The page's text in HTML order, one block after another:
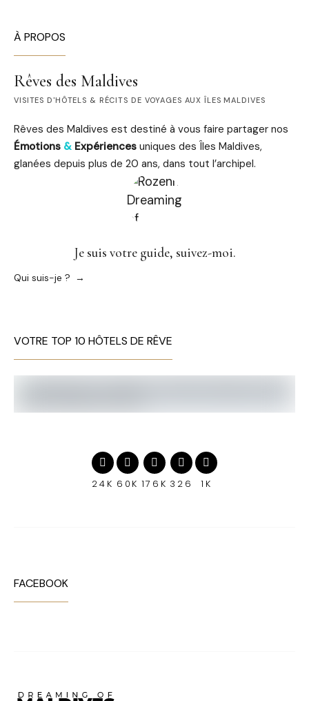
À PROPOS
Rêves des Maldives
VISITES D'HÔTELS & RÉCITS DE VOYAGES AUX ÎLES MALDIVES
Rêves des Maldives est destiné à vous faire partager nos
Émotions & Expériences uniques des Îles Maldives,
glanées depuis plus de 20 ans, dans tout l’archipel.
Je suis votre guide, suivez-moi.
Qui suis-je ?
VOTRE TOP 10 HÔTELS DE RÊVE
24K 60K 176K 326 1K
FACEBOOK